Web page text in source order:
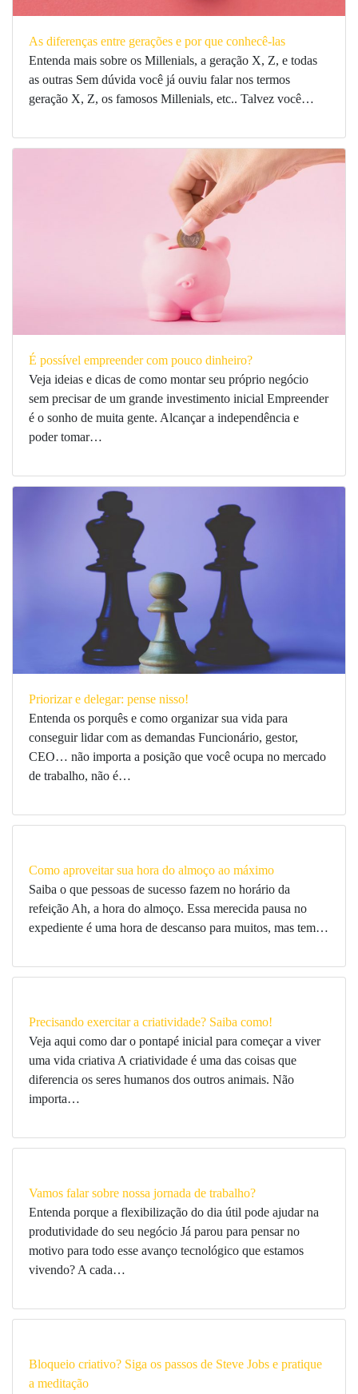
As diferenças entre gerações e por que conhecê-las
Entenda mais sobre os Millenials, a geração X, Z, e todas
as outras Sem dúvida você já ouviu falar nos termos
geração X, Z, os famosos Millenials, etc.. Talvez você…
É possível empreender com pouco dinheiro?
Veja ideias e dicas de como montar seu próprio negócio
sem precisar de um grande investimento inicial Empreender
é o sonho de muita gente. Alcançar a independência e
poder tomar…
Priorizar e delegar: pense nisso!
Entenda os porquês e como organizar sua vida para
conseguir lidar com as demandas Funcionário, gestor,
CEO… não importa a posição que você ocupa no mercado
de trabalho, não é…
Como aproveitar sua hora do almoço ao máximo
Saiba o que pessoas de sucesso fazem no horário da
refeição Ah, a hora do almoço. Essa merecida pausa no
expediente é uma hora de descanso para muitos, mas tem…
Precisando exercitar a criatividade? Saiba como!
Veja aqui como dar o pontapé inicial para começar a viver
uma vida criativa A criatividade é uma das coisas que
diferencia os seres humanos dos outros animais. Não
importa…
Vamos falar sobre nossa jornada de trabalho?
Entenda porque a flexibilização do dia útil pode ajudar na
produtividade do seu negócio Já parou para pensar no
motivo para todo esse avanço tecnológico que estamos
vivendo? A cada…
Bloqueio criativo? Siga os passos de Steve Jobs e pratique
a meditação